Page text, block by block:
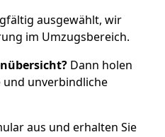
ausgewählt, wir
im Umzugsbereich.
Dann holen
und unverbindliche
aus und erhalten Sie